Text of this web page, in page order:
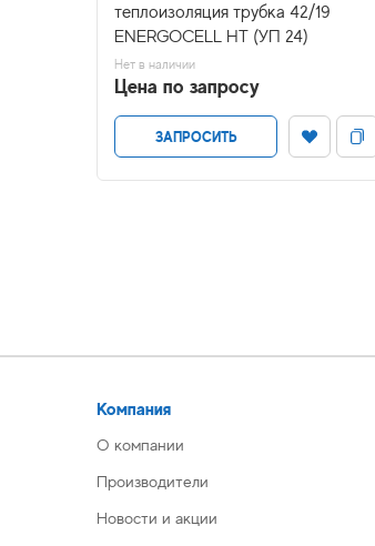
теплоизоляция трубка 42/19
ENERGOCELL HT (УП 24)
Нет в наличии
Цена по запросу
ЗАПРОСИТЬ
Компания
О компании
Производители
Новости и акции